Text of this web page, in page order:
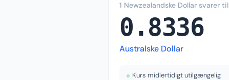
1 Newzealandske Dollar svarer til
0.8336
Australske Dollar
Kurs midlertidigt utilgængelig